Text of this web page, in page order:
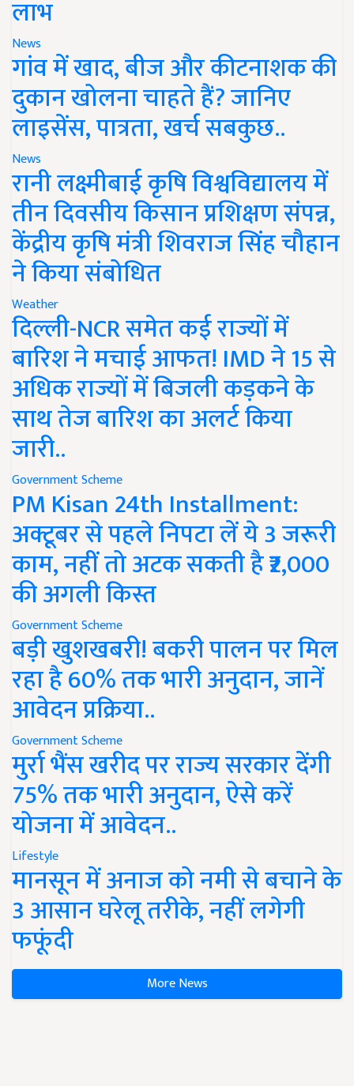
लाभ
News
गांव में खाद, बीज और कीटनाशक की
दुकान खोलना चाहते हैं? जानिए
लाइसेंस, पात्रता, खर्च सबकुछ..
News
रानी लक्ष्मीबाई कृषि विश्वविद्यालय में
तीन दिवसीय किसान प्रशिक्षण संपन्न,
केंद्रीय कृषि मंत्री शिवराज सिंह चौहान
ने किया संबोधित
Weather
दिल्ली-NCR समेत कई राज्यों में
बारिश ने मचाई आफत! IMD ने 15 से
अधिक राज्यों में बिजली कड़कने के
साथ तेज बारिश का अलर्ट किया
जारी..
Government Scheme
PM Kisan 24th Installment:
अक्टूबर से पहले निपटा लें ये 3 जरूरी
काम, नहीं तो अटक सकती है ₹2,000
की अगली किस्त
Government Scheme
बड़ी खुशखबरी! बकरी पालन पर मिल
रहा है 60% तक भारी अनुदान, जानें
आवेदन प्रक्रिया..
Government Scheme
मुर्रा भैंस खरीद पर राज्य सरकार देंगी
75% तक भारी अनुदान, ऐसे करें
योजना में आवेदन..
Lifestyle
मानसून में अनाज को नमी से बचाने के
3 आसान घरेलू तरीके, नहीं लगेगी
फफूंदी
More News